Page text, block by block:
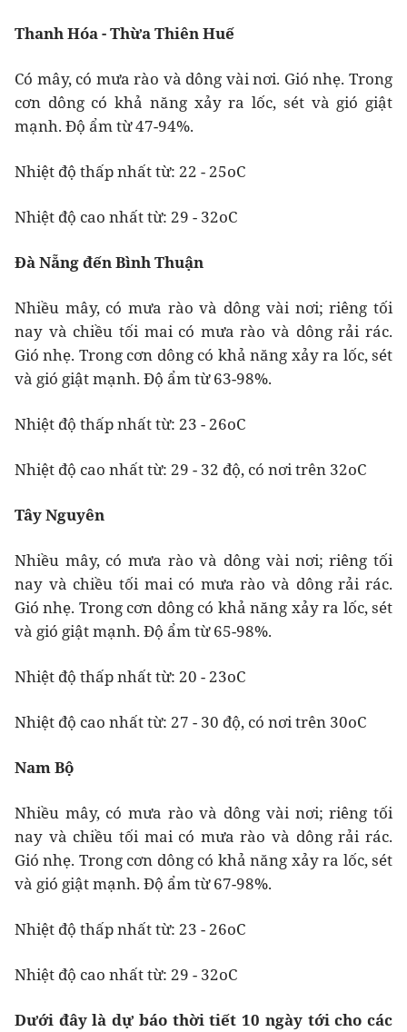
Thanh Hóa - Thừa Thiên Huế
Có mây, có mưa rào và dông vài nơi. Gió nhẹ. Trong
cơn dông có khả năng xảy ra lốc, sét và gió giật
mạnh. Độ ẩm từ 47-94%.
Nhiệt độ thấp nhất từ: 22 - 25oC
Nhiệt độ cao nhất từ: 29 - 32oC
Đà Nẵng đến Bình Thuận
Nhiều mây, có mưa rào và dông vài nơi; riêng tối
nay và chiều tối mai có mưa rào và dông rải rác.
Gió nhẹ. Trong cơn dông có khả năng xảy ra lốc, sét
và gió giật mạnh. Độ ẩm từ 63-98%.
Nhiệt độ thấp nhất từ: 23 - 26oC
Nhiệt độ cao nhất từ: 29 - 32 độ, có nơi trên 32oC
Tây Nguyên
Nhiều mây, có mưa rào và dông vài nơi; riêng tối
nay và chiều tối mai có mưa rào và dông rải rác.
Gió nhẹ. Trong cơn dông có khả năng xảy ra lốc, sét
và gió giật mạnh. Độ ẩm từ 65-98%.
Nhiệt độ thấp nhất từ: 20 - 23oC
Nhiệt độ cao nhất từ: 27 - 30 độ, có nơi trên 30oC
Nam Bộ
Nhiều mây, có mưa rào và dông vài nơi; riêng tối
nay và chiều tối mai có mưa rào và dông rải rác.
Gió nhẹ. Trong cơn dông có khả năng xảy ra lốc, sét
và gió giật mạnh. Độ ẩm từ 67-98%.
Nhiệt độ thấp nhất từ: 23 - 26oC
Nhiệt độ cao nhất từ: 29 - 32oC
Dưới đây là dự báo thời tiết 10 ngày tới cho các